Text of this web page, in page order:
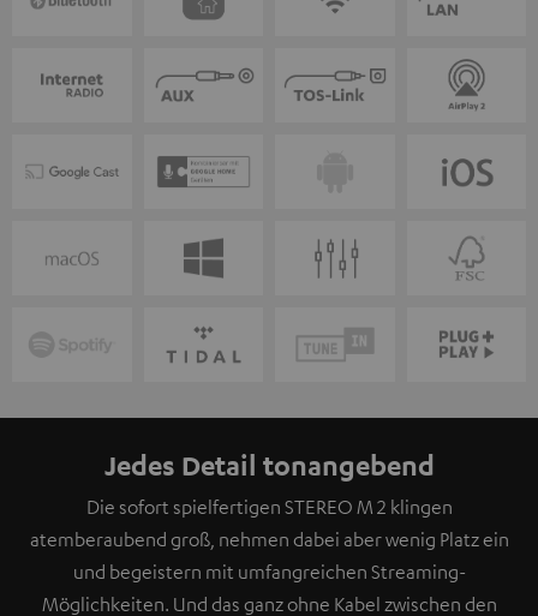
Jedes Detail tonangebend
Die sofort spielfertigen STEREO M 2 klingen
atemberaubend groß, nehmen dabei aber wenig Platz ein
und begeistern mit umfangreichen Streaming-
Möglichkeiten. Und das ganz ohne Kabel zwischen den